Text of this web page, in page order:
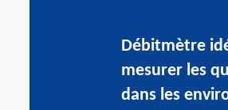
Débitmètre
mesurer les
dans les